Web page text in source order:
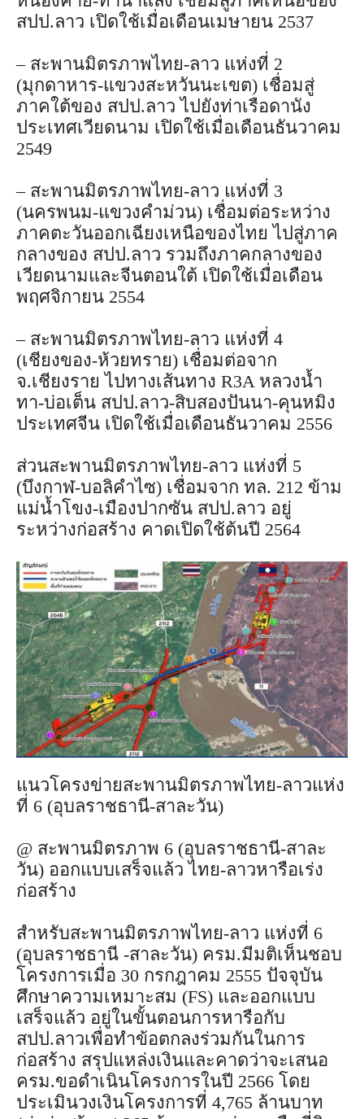
สปป.ลาว เปิดใช้เมื่อเดือนเมษายน 2537
– สะพานมิตรภาพไทย-ลาว แห่งที่ 2
(มุกดาหาร-แขวงสะหวันนะเขต) เชื่อมสู่
ภาคใต้ของ สปป.ลาว ไปยังท่าเรือดานัง
ประเทศเวียดนาม เปิดใช้เมื่อเดือนธันวาคม
2549
– สะพานมิตรภาพไทย-ลาว แห่งที่ 3
(นครพนม-แขวงคำม่วน) เชื่อมต่อระหว่าง
ภาคตะวันออกเฉียงเหนือของไทย ไปสู่ภาค
กลางของ สปป.ลาว รวมถึงภาคกลางของ
เวียดนามและจีนตอนใต้ เปิดใช้เมื่อเดือน
พฤศจิกายน 2554
– สะพานมิตรภาพไทย-ลาว แห่งที่ 4
(เชียงของ-ห้วยทราย) เชื่อมต่อจาก
จ.เชียงราย ไปทางเส้นทาง R3A หลวงน้ำ
ทา-บ่อเต็น สปป.ลาว-สิบสองปันนา-คุนหมิง
ประเทศจีน เปิดใช้เมื่อเดือนธันวาคม 2556
ส่วนสะพานมิตรภาพไทย-ลาว แห่งที่ 5
(บึงกาฬ-บอลิคำไซ) เชื่อมจาก ทล. 212 ข้าม
แม่น้ำโขง-เมืองปากซัน สปป.ลาว อยู่
ระหว่างก่อสร้าง คาดเปิดใช้ต้นปี 2564
แนวโครงข่ายสะพานมิตรภาพไทย-ลาวแห่ง
ที่ 6 (อุบลราชธานี-สาละวัน)
@ สะพานมิตรภาพ 6 (อุบลราชธานี-สาละ
วัน) ออกแบบเสร็จแล้ว ไทย-ลาวหารือเร่ง
ก่อสร้าง
สำหรับสะพานมิตรภาพไทย-ลาว แห่งที่ 6
(อุบลราชธานี -สาละวัน) ครม.มีมติเห็นชอบ
โครงการเมื่อ 30 กรกฎาคม 2555 ปัจจุบัน
ศึกษาความเหมาะสม (FS) และออกแบบ
เสร็จแล้ว อยู่ในขั้นตอนการหารือกับ
สปป.ลาวเพื่อทำข้อตกลงร่วมกันในการ
ก่อสร้าง สรุปแหล่งเงินและคาดว่าจะเสนอ
ครม.ขอดำเนินโครงการในปี 2566 โดย
ประเมินวงเงินโครงการที่ 4,765 ล้านบาท